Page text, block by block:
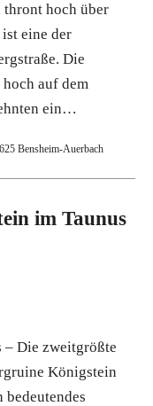
thront hoch über
ist eine der
Die
auf dem
ein…
Bensheim-Auerbach
im Taunus
– Die zweitgrößte
Königstein
bedeutendes